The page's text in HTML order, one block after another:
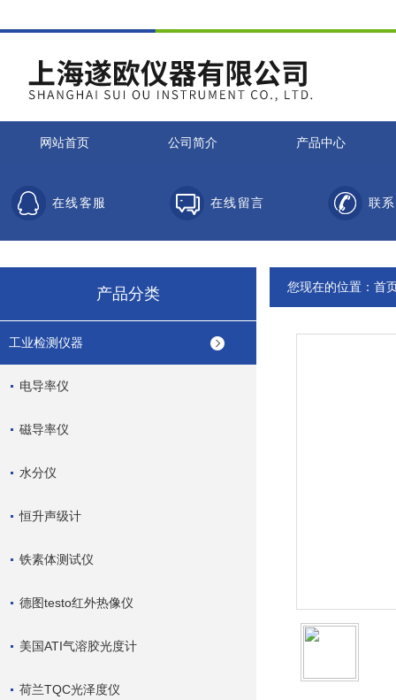
网站首页 公司简介 产品中心
在线客服 在线留言 联
产品分类
工业检测仪器
电导率仪
磁导率仪
水分仪
恒升声级计
铁素体测试仪
德图testo红外热像仪
美国ATI气溶胶光度计
荷兰TQC光泽度仪
您现在的位置： 首